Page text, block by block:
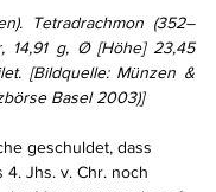
Tetradrachmon (352–
14,91 g, Ø [Höhe] 23,45
[Bildquelle: Münzen &
Basel 2003)]
geschuldet, dass
4. Jhs. v. Chr. noch